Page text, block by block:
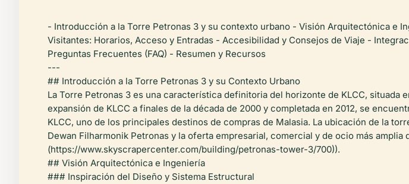
- Introducción a la Torre Petronas 3 y su contexto urbano - Visión Arquitectónica e
Visitantes: Horarios, Acceso y Entradas - Accesibilidad y Consejos de Viaje -
Preguntas Frecuentes (FAQ) - Resumen y Recursos
---
## Introducción a la Torre Petronas 3 y su Contexto Urbano
La Torre Petronas 3 es una característica definitoria del horizonte de KLCC,
expansión de KLCC a finales de la década de 2000 y completada en 2012, se
KLCC, uno de los principales destinos de compras de Malasia. La ubicación de la
Dewan Filharmonik Petronas y la oferta empresarial, comercial y de ocio más
(https://www.skyscrapercenter.com/building/petronas-tower-3/700)).
## Visión Arquitectónica e Ingeniería
### Inspiración del Diseño y Sistema Estructural